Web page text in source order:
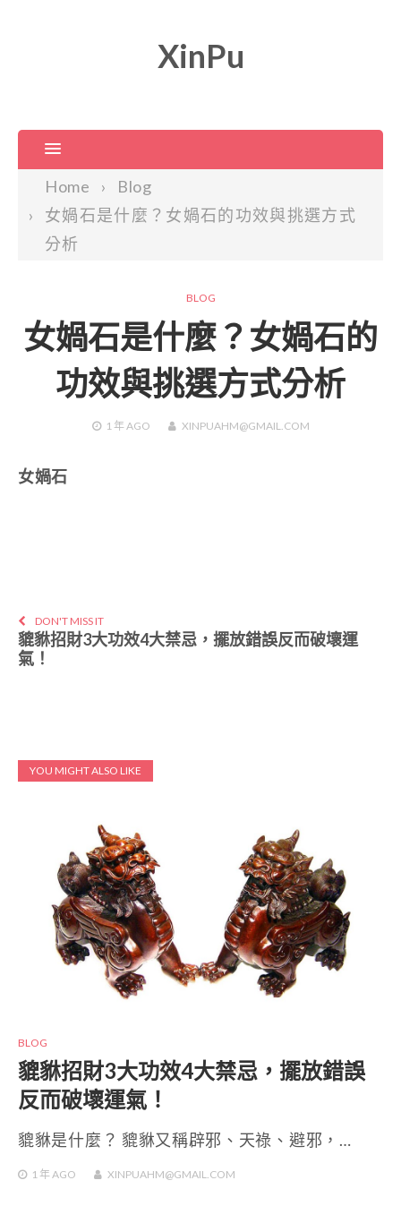
XinPu
Home
Blog
女媧石是什麼？女媧石的功效與挑選方式
分析
BLOG
女媧石是什麼？女媧石的
功效與挑選方式分析
1 年AGO XINPUAHM@GMAIL.COM
女媧石
DON'T MISS IT
貔貅招財3大功效4大禁忌，擺放錯誤反而破壞運
氣！
YOU MIGHT ALSO LIKE
BLOG
貔貅招財3大功效4大禁忌，擺放錯誤
反而破壞運氣！
貔貅是什麼？ 貔貅又稱辟邪、天祿、避邪，…
1 年AGO XINPUAHM@GMAIL.COM